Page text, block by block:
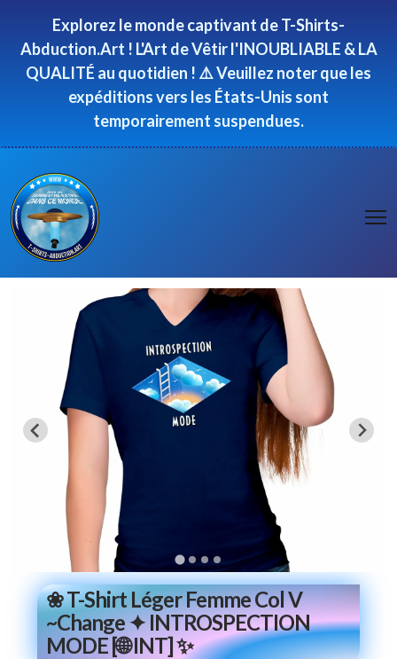
Explorez le monde captivant de T-Shirts-
Abduction.Art ! L'Art de Vêtir l'INOUBLIABLE & LA
QUALITÉ au quotidien ! ⚠️ Veuillez noter que les
expéditions vers les États-Unis sont
temporairement suspendues.
❀ T-Shirt Léger Femme Col V
~Change ✦ INTROSPECTION
MODE [🌐 INT] ✨